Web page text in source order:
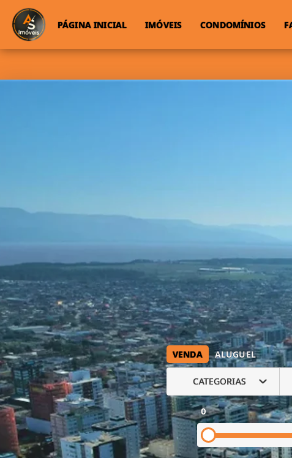
PÁGINA INICIAL IMÓVEIS CONDOMÍNIOS
VENDA ALUGUEL
CATEGORIAS
0